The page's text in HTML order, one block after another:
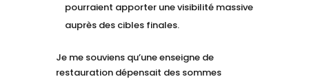
pourraient apporter une visibilité massive
auprès des cibles finales.
Je me souviens qu’une enseigne de
restauration dépensait des sommes